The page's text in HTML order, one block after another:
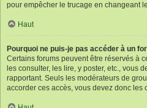
pour empêcher le trucage en changeant
Haut
Pourquoi ne puis-je pas accéder à un
Certains forums peuvent être réservés à
les consulter, les lire, y poster, etc., vous
rapportant. Seuls les modérateurs de
accorder ces accès, vous devez donc les